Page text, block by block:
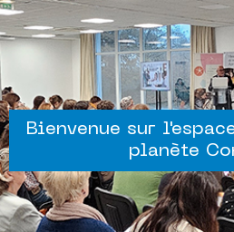
Bienvenue sur
planète